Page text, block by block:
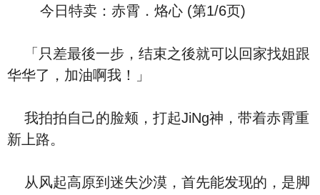
今日特卖：赤霄．烙心 (第1/6页)
「只差最後一步，结束之後就可以回家找姐跟
华华了，加油啊我！」
我拍拍自己的脸颊，打起JiNg神，带着赤霄重
新上路。
从风起高原到迷失沙漠，首先能发现的，是脚